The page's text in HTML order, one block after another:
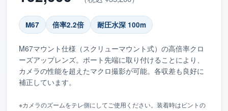
M67 倍率2.2倍 耐圧水深 100m
M67マウント仕様（スクリューマウント式）の高倍率クロ
ーズアップレンズ。ポート先端に取り付けることにより、
カメラの性能を超えたマクロ撮影が可能。各収差も良好に
補正しています。
※カメラのズームをテレ側にしてご使用ください。装着時はピントの